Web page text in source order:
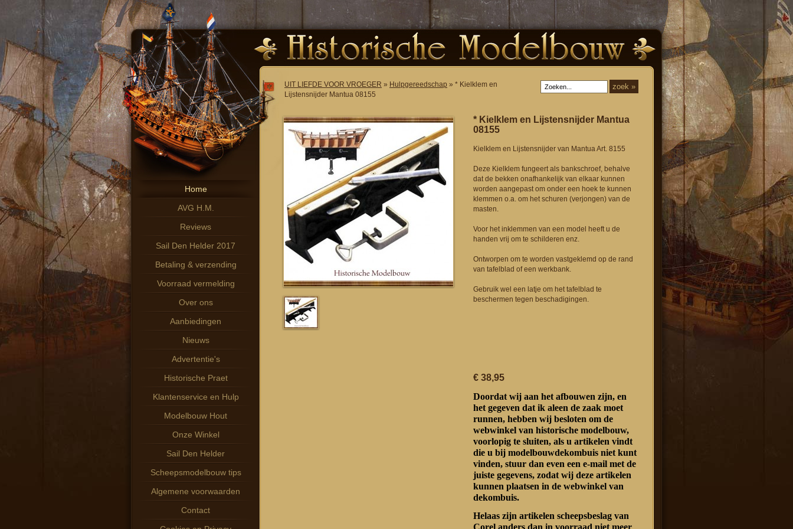
Home
AVG H.M.
Reviews
Sail Den Helder 2017
Betaling & verzending
Voorraad vermelding
Over ons
Aanbiedingen
Nieuws
Advertentie's
Historische Praet
Klantenservice en Hulp
Modelbouw Hout
Onze Winkel
Sail Den Helder
Scheepsmodelbouw tips
Algemene voorwaarden
Contact
UIT LIEFDE VOOR VROEGER » Hulpgereedschap » * Kielklem en
Lijstensnijder Mantua 08155
* Kielklem en Lijstensnijder Mantua
08155
Kielklem en Lijstensnijder van Mantua Art. 8155
Deze Kielklem fungeert als bankschroef, behalve
dat de bekken onafhankelijk van elkaar kunnen
worden aangepast om onder een hoek te kunnen
klemmen o.a. om het schuren (verjongen) van de
masten.
Voor het inklemmen van een model heeft u de
handen vrij om te schilderen enz.
Ontworpen om te worden vastgeklemd op de rand
van tafelblad of een werkbank.
Gebruik wel een latje om het tafelblad te
beschermen tegen beschadigingen.
€ 38,95
Doordat wij aan het afbouwen zijn, en
het gegeven dat ik aleen de zaak moet
runnen, hebben wij besloten om de
webwinkel van historische modelbouw,
voorlopig te sluiten, als u artikelen vindt
die u bij modelbouwdekombuis niet kunt
vinden, stuur dan even een e-mail met de
juiste gegevens, zodat wij deze artikelen
kunnen plaatsen in de webwinkel van
dekombuis.
Helaas zijn artikelen scheepsbeslag van
Corel anders dan in voorraad niet meer